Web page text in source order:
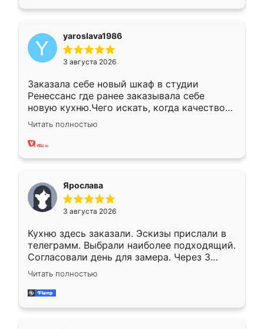
yaroslava1986
3 августа 2026
Заказала себе новый шкаф в студии
Ренессанс где ранее заказывала себе
новую кухню.Чего искать, когда качеством
вполне довольна. Служит кухня уже почти
два года, нареканий нет.
Читать полностью
Ярослава
3 августа 2026
Кухню здесь заказали. Эскизы прислали в
телеграмм. Выбрали наиболее подходящий.
Согласовали день для замера. Через 3
недели кухня была уже готова. Остались
довольны работой. Спасибо Ренессанс
мебель за качественную работу!
Читать полностью